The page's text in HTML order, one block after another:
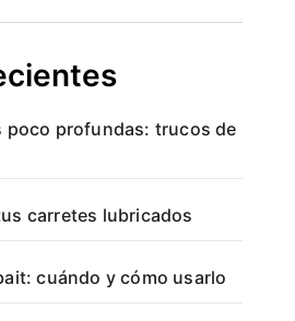
poco profundas: trucos de
carretes lubricados
cuándo y cómo usarlo